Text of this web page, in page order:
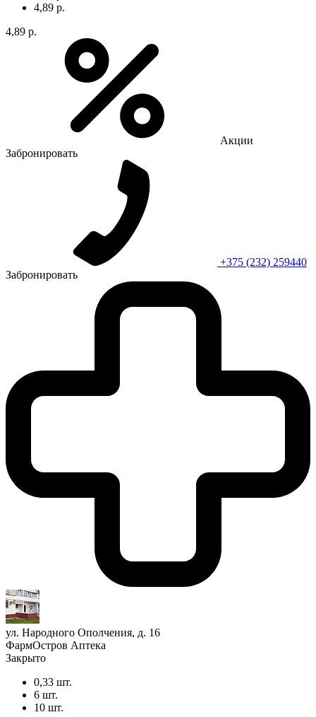
4,89 р.
4,89 р.
Акции
Забронировать
+375 (232) 259440
Забронировать
ул. Народного Ополчения, д. 16
ФармОстров Аптека
Закрыто
0,33 шт.
6 шт.
10 шт.